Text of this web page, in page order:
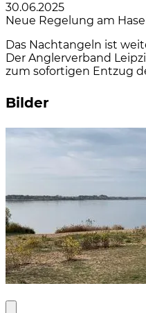
30.06.2025
Neue Regelung am
Das Nachtangeln ist
Der Anglerverband
zum sofortigen Entzug
Bilder